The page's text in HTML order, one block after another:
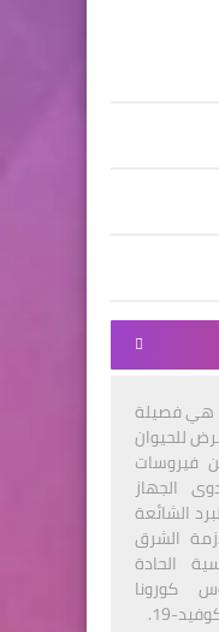
هي فصيلة
للحيوان
فيروسات
الجهاز
الشائعة
الشرق
الحادة
كورونا
19.